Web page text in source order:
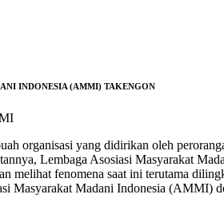
INDONESIA (AMMI) TAKENGON
organisasi yang didirikan oleh
Lembaga Asosiasi Masyarakat
melihat fenomena saat ini terutama
Masyarakat Madani Indonesia (AMMI)